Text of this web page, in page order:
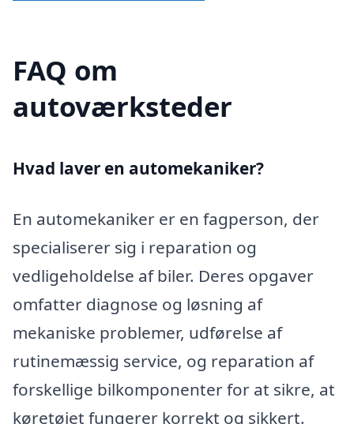
FAQ om
autoværksteder
Hvad laver en automekaniker?
En automekaniker er en fagperson, der
specialiserer sig i reparation og
vedligeholdelse af biler. Deres opgaver
omfatter diagnose og løsning af
mekaniske problemer, udførelse af
rutinemæssig service, og reparation af
forskellige bilkomponenter for at sikre, at
køretøjet fungerer korrekt og sikkert.